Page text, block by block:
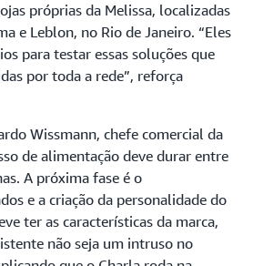
próprias da Melissa, localizadas
e Leblon, no Rio de Janeiro. “Eles
para testar essas soluções que
por toda a rede”, reforça
Wissmann, chefe comercial da
de alimentação deve durar entre
A próxima fase é o
e a criação da personalidade do
ter as características da marca,
não seja um intruso no